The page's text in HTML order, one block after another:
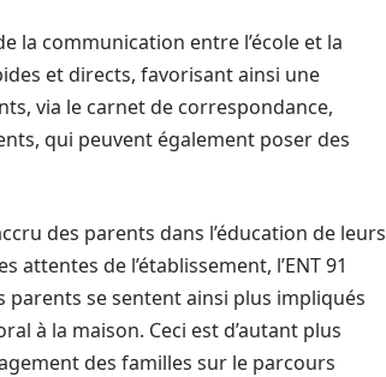
la communication entre l’école et la
et directs, favorisant ainsi une
via le carnet de correspondance,
qui peuvent également poser des
des parents dans l’éducation de leurs
de l’établissement, l’ENT 91
parents se sentent ainsi plus impliqués
à la maison. Ceci est d’autant plus
des familles sur le parcours